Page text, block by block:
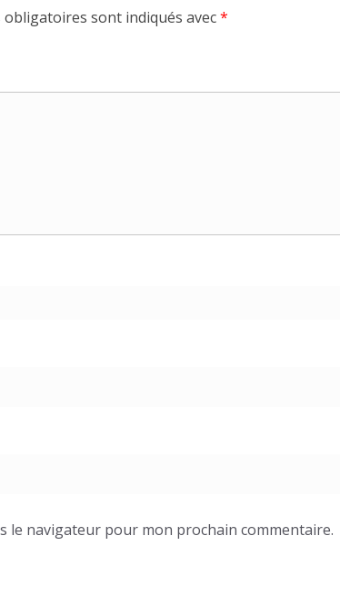
obligatoires sont indiqués avec*
le navigateur pour mon prochain commentaire.